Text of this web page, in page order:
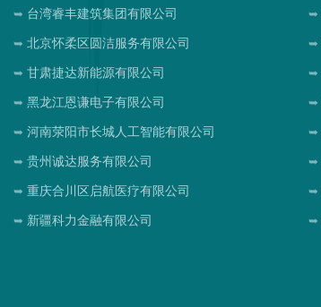
台湾睿丰建筑集团有限公司
北京怀柔区圆洁服务有限公司
甘肃捷达新能源有限公司
黑龙江恩谦电子有限公司
河南荥阳市长城人工智能有限公司
贵州诚达服务有限公司
重庆合川区启航医疗有限公司
新疆科力金融有限公司